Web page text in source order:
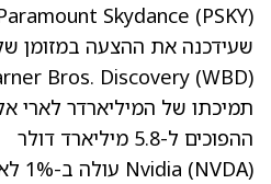
Skydance (PSKY
Bros. Discovery (WBD)
תמיכתו של המיליארדר לארי
ההפוכים ל-5.8 מיליארד דולר
Nvidia (NVDA) עולה ב-1% לאחר ש-